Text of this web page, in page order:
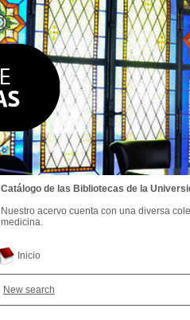
Inicio
New search
Catálogo de las Bibliotecas de la
Nuestro acervo cuenta con una diversa
medicina.